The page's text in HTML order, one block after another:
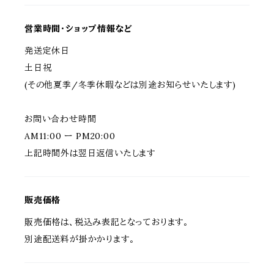
営業時間・ショップ情報など
発送定休日
土日祝
(その他夏季/冬季休暇などは別途お知らせいたします)
お問い合わせ時間
AM11:00 ー PM20:00
上記時間外は翌日返信いたします
販売価格
販売価格は、税込み表記となっております。
別途配送料が掛かかります。